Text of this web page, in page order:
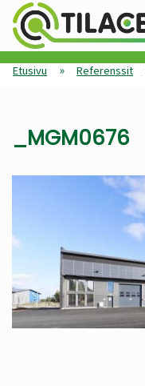
Etusivu » Referenssit
_MGM0676